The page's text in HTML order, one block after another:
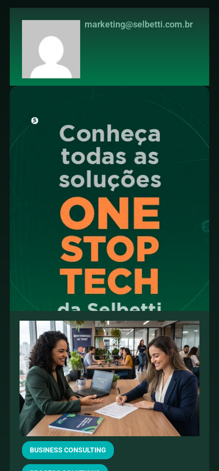
marketing@selbetti.com.br
BUSINESS CONSULTING